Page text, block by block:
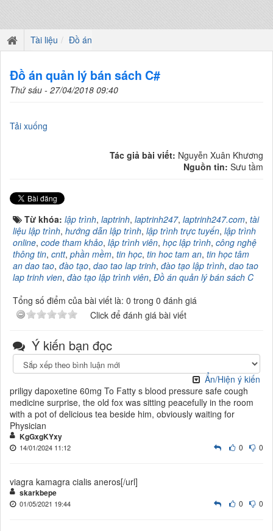
Tài liệu Đồ án
Đồ án quản lý bán sách C#
Thứ sáu - 27/04/2018 09:40
Tải xuống
Tác giả bài viết: Nguyễn Xuân Khương
Nguồn tin: Sưu tầm
Từ khóa: lập trình, laptrinh, laptrinh247, laptrinh247.com, tài
liệu lập trình, hướng dẫn lập trình, lập trình trực tuyến, lập trình
online, code tham khảo, lập trình viên, học lập trình, công nghệ
thông tin, cntt, phần mềm, tin học, tin hoc tam an, tin học tâm
an dao tao, đào tạo, dao tao lap trinh, đào tạo lập trình, dao tao
lap trinh vien, đào tạo lập trình viên, Đồ án quản lý bán sách C
Tổng số điểm của bài viết là: 0 trong 0 đánh giá
Click để đánh giá bài viết
Ý kiến bạn đọc
Ẩn/Hiện ý kiến
priligy dapoxetine 60mg To Fatty s blood pressure safe cough
medicine surprise, the old fox was sitting peacefully in the room
with a pot of delicious tea beside him, obviously waiting for
Physician
KgGxgKYxy
0 0
14/01/2024 11:12
viagra kamagra cialis aneros[/url]
skarkbepe
0 0
01/05/2021 19:44